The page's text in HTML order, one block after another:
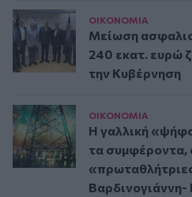
ΟΙΚΟΝΟΜΙΑ
Μείωση
240 εκατ. ευρώ
την Κυβέρνηση
ΟΙΚΟΝΟΜΙΑ
Η γαλλική
τα συμφέροντα,
Βαρδινογιάννη-